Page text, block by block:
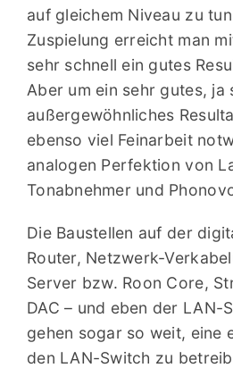
auf gleichem Niveau zu
Zuspielung erreicht man
sehr schnell ein gutes
Aber um ein sehr gutes, ja
außergewöhnliches
ebenso viel Feinarbeit
analogen Perfektion von
Tonabnehmer und
Die Baustellen auf der
Router, Netzwerk-
Server bzw. Roon Core,
DAC – und eben der LAN-
gehen sogar so weit, eine
den LAN-Switch zu